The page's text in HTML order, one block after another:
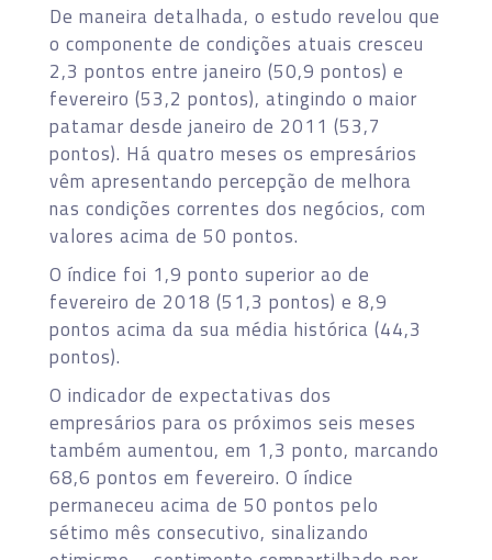
De maneira detalhada, o estudo revelou que
o componente de condições atuais cresceu
2,3 pontos entre janeiro (50,9 pontos) e
fevereiro (53,2 pontos), atingindo o maior
patamar desde janeiro de 2011 (53,7
pontos). Há quatro meses os empresários
vêm apresentando percepção de melhora
nas condições correntes dos negócios, com
valores acima de 50 pontos.
O índice foi 1,9 ponto superior ao de
fevereiro de 2018 (51,3 pontos) e 8,9
pontos acima da sua média histórica (44,3
pontos).
O indicador de expectativas dos
empresários para os próximos seis meses
também aumentou, em 1,3 ponto, marcando
68,6 pontos em fevereiro. O índice
permaneceu acima de 50 pontos pelo
sétimo mês consecutivo, sinalizando